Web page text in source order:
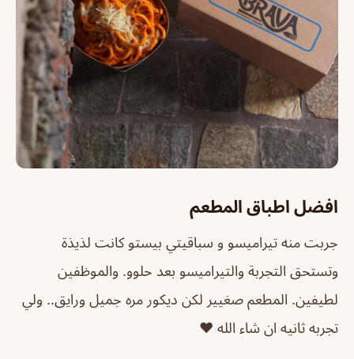
افضل اطباق المطعم
جربت منه تيراميسو و سباقيتي بيستو كانت لذيذة
وتستحق التجربة والتيراميسو بعد حلوو. والموظفين
لطيفين. المطعم صغيير لكن ديكور مره جميل ورايق.. ولي
تجربه ثانيه ان شاء الله ♥️